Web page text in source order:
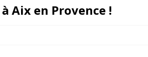
Aix en Provence !